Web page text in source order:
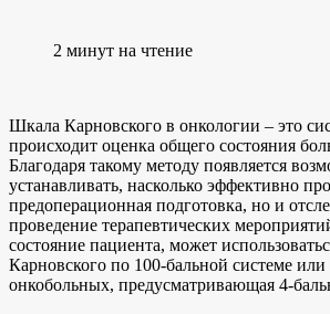
2 минут на чтение
Шкала Карновского в онкологии – это
происходит оценка общего состояния
Благодаря такому методу появляется
устанавливать, насколько эффективно
предоперационная подготовка, но и
проведение терапевтических
состояние пациента, может
Карновского по 100-бальной системе
онкобольных, предусматривающая 4-